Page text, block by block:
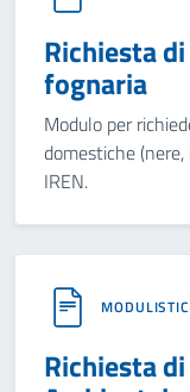
Richiesta
fognaria
Modulo per
domestiche
IREN.
Richiesta